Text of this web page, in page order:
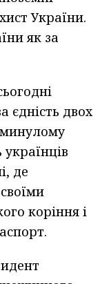
України.
як за
єдність двох
минулому
українців
де
коріння і